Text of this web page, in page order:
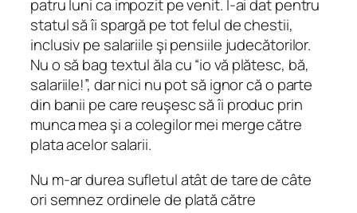
patru luni ca impozit pe venit. I-ai dat pentru
statul să îi spargă pe tot felul de chestii,
inclusiv pe salariile şi pensiile judecătorilor.
Nu o să bag textul ăla cu “io vă plătesc, bă,
salariile!”, dar nici nu pot să ignor că o parte
din banii pe care reuşesc să îi produc prin
munca mea şi a colegilor mei merge către
plata acelor salarii.
Nu m-ar durea sufletul atât de tare de câte
ori semnez ordinele de plată către